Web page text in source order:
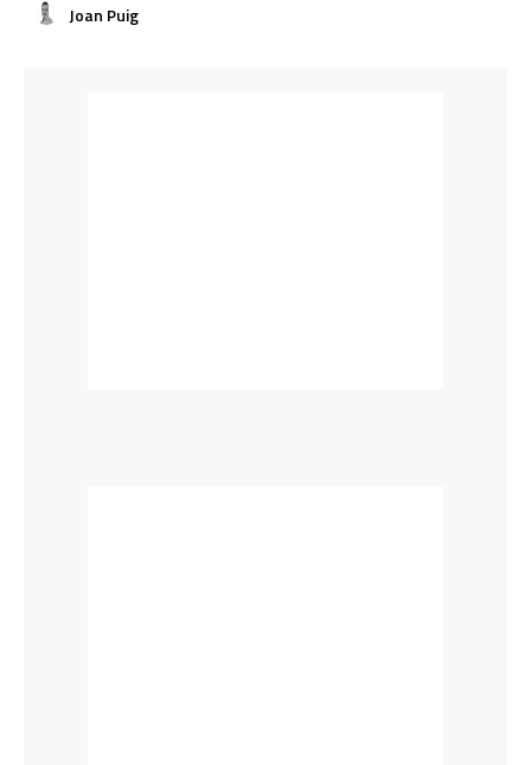
Joan Puig